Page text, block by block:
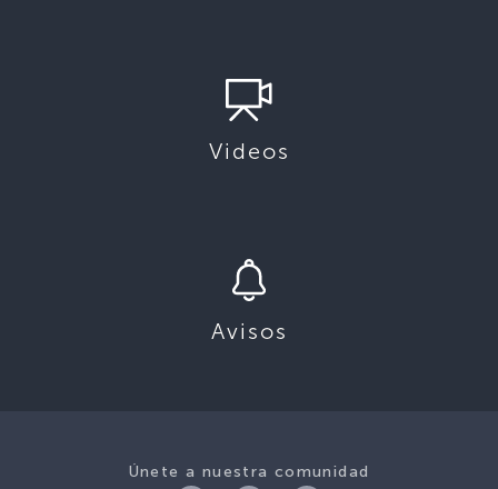
Videos
Avisos
Únete a nuestra comunidad